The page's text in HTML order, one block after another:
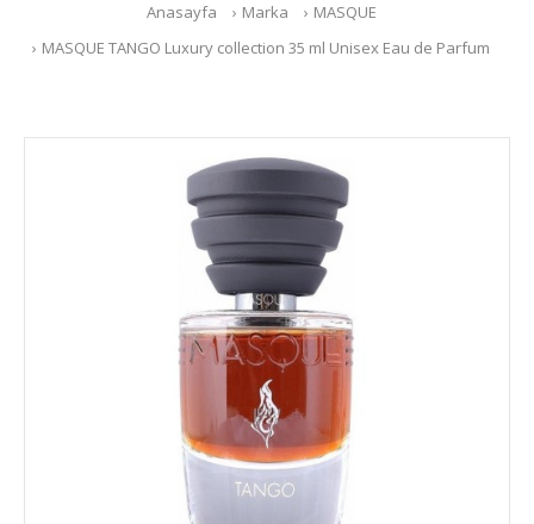
Anasayfa Marka
MASQUE
MASQUE TANGO Luxury collection 35 ml Unisex Eau de Parfum